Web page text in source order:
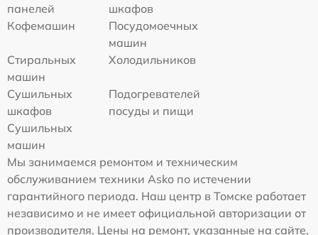
панелей
шкафов
Кофемашин
Посудомоечных
машин
Стиральных
машин
Холодильников
Сушильных
шкафов
Подогревателей
посуды и пищи
Сушильных
машин
Мы занимаемся ремонтом и техническим
обслуживанием техники Asko по истечении
гарантийного периода. Наш центр в Томске работает
независимо и не имеет официальной авторизации от
производителя. Цены на ремонт, указанные на сайте,